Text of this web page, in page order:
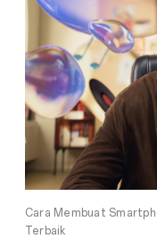
Cara Membuat
Terbaik